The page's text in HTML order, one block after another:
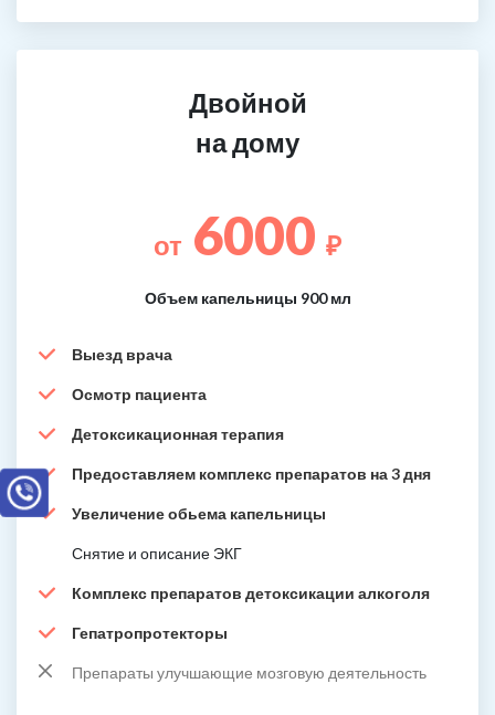
Двойной
на дому
от 6000 ₽
Объем капельницы 900 мл
Выезд врача
Осмотр пациента
Детоксикационная терапия
Предоставляем комплекс препаратов на 3 дня
Увеличение обьема капельницы
Снятие и описание ЭКГ
Комплекс препаратов детоксикации алкоголя
Гепатропротекторы
Препараты улучшающие мозговую деятельность